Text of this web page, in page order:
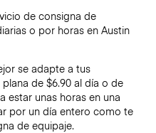
de consigna de
o por horas en Austin
se adapte a tus
de $6.90 al día o de
estar unas horas en una
por un día entero como te
de equipaje.